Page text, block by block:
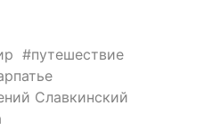
путешествие
Славкинский